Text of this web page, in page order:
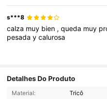
s***8
calza muy bien ,queda muy
pesadaycalurosa
Detalhes Do Produto
Material:
Tricô
10K Seguidores